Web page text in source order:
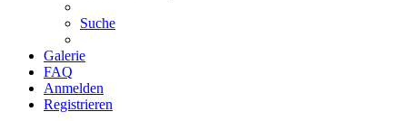
Suche
Galerie
FAQ
Anmelden
Registrieren